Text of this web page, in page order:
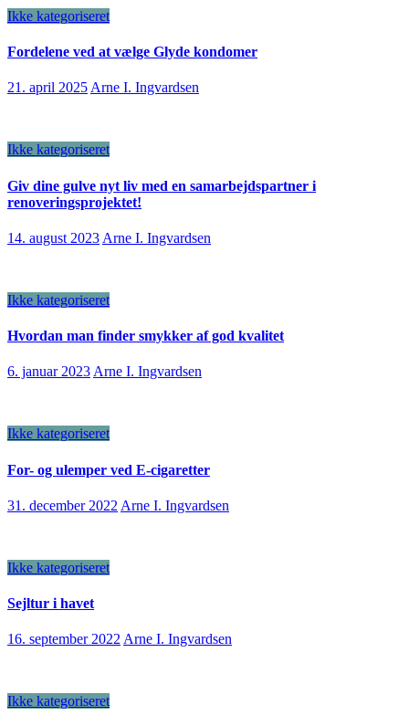
Ikke kategoriseret
Fordelene ved at vælge Glyde kondomer
21. april 2025 Arne I. Ingvardsen
Ikke kategoriseret
Giv dine gulve nyt liv med en samarbejdspartner i
renoveringsprojektet!
14. august 2023 Arne I. Ingvardsen
Ikke kategoriseret
Hvordan man finder smykker af god kvalitet
6. januar 2023 Arne I. Ingvardsen
Ikke kategoriseret
For- og ulemper ved E-cigaretter
31. december 2022 Arne I. Ingvardsen
Ikke kategoriseret
Sejltur i havet
16. september 2022Arne I. Ingvardsen
Ikke kategoriseret